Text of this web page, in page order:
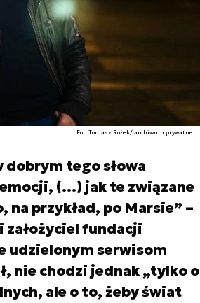
Fot. Tomasz Rożek/ archiwum prywatne
dobrym tego słowa
(…) jak te związane
na przykład, po Marsie” –
założyciel fundacji
udzielonym serwisom
nie chodzi jednak „tylko o
ale o to, żeby świat